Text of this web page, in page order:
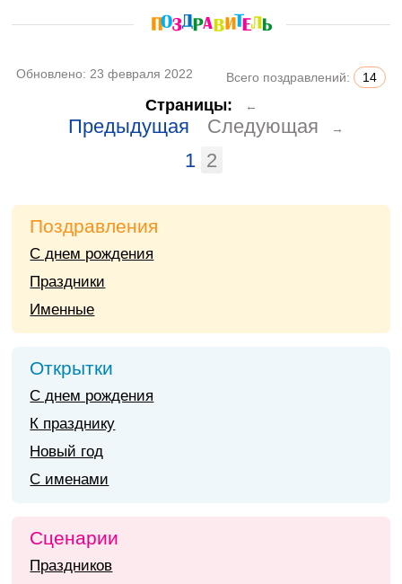
Обновлено: 23 февраля 2022 Всего поздравлений: 14
Страницы: ←
Предыдущая Следующая →
1 2
Поздравления
С днем рождения
Праздники
Именные
Открытки
С днем рождения
К празднику
Новый год
С именами
Сценарии
Праздников